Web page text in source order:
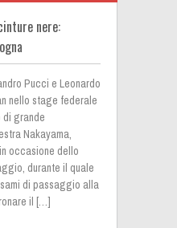
nere:
Pucci e Leonardo
nello stage federale
di grande
Nakayama,
occasione dello
durante il quale
di passaggio alla
il […]